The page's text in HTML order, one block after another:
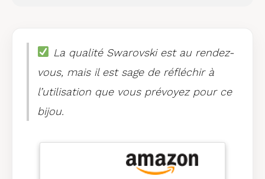
La qualité Swarovski est au rendez-
vous, mais il est sage de réfléchir à
l’utilisation que vous prévoyez pour ce
bijou.